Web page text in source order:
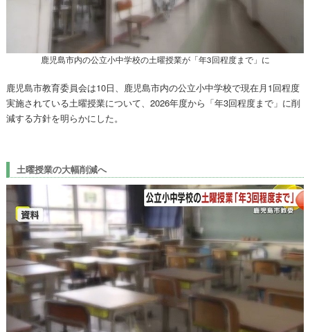
鹿児島市内の公立小中学校の土曜授業が「年3回程度まで」に
鹿児島市教育委員会は10日、鹿児島市内の公立小中学校で現在月1回程度
実施されている土曜授業について、2026年度から「年3回程度まで」に削
減する方針を明らかにした。
土曜授業の大幅削減へ